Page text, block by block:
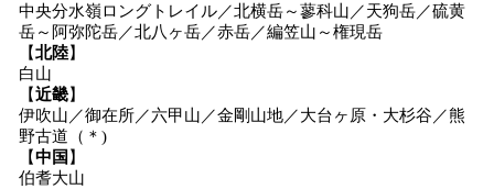
中央分水嶺ロングトレイル／北横岳～蓼科山／天狗岳／硫黄
岳～阿弥陀岳／北八ヶ岳／赤岳／編笠山～権現岳
【北陸】
白山
【近畿】
伊吹山／御在所／六甲山／金剛山地／大台ヶ原・大杉谷／熊
野古道（＊)
【中国 】
伯耆大山